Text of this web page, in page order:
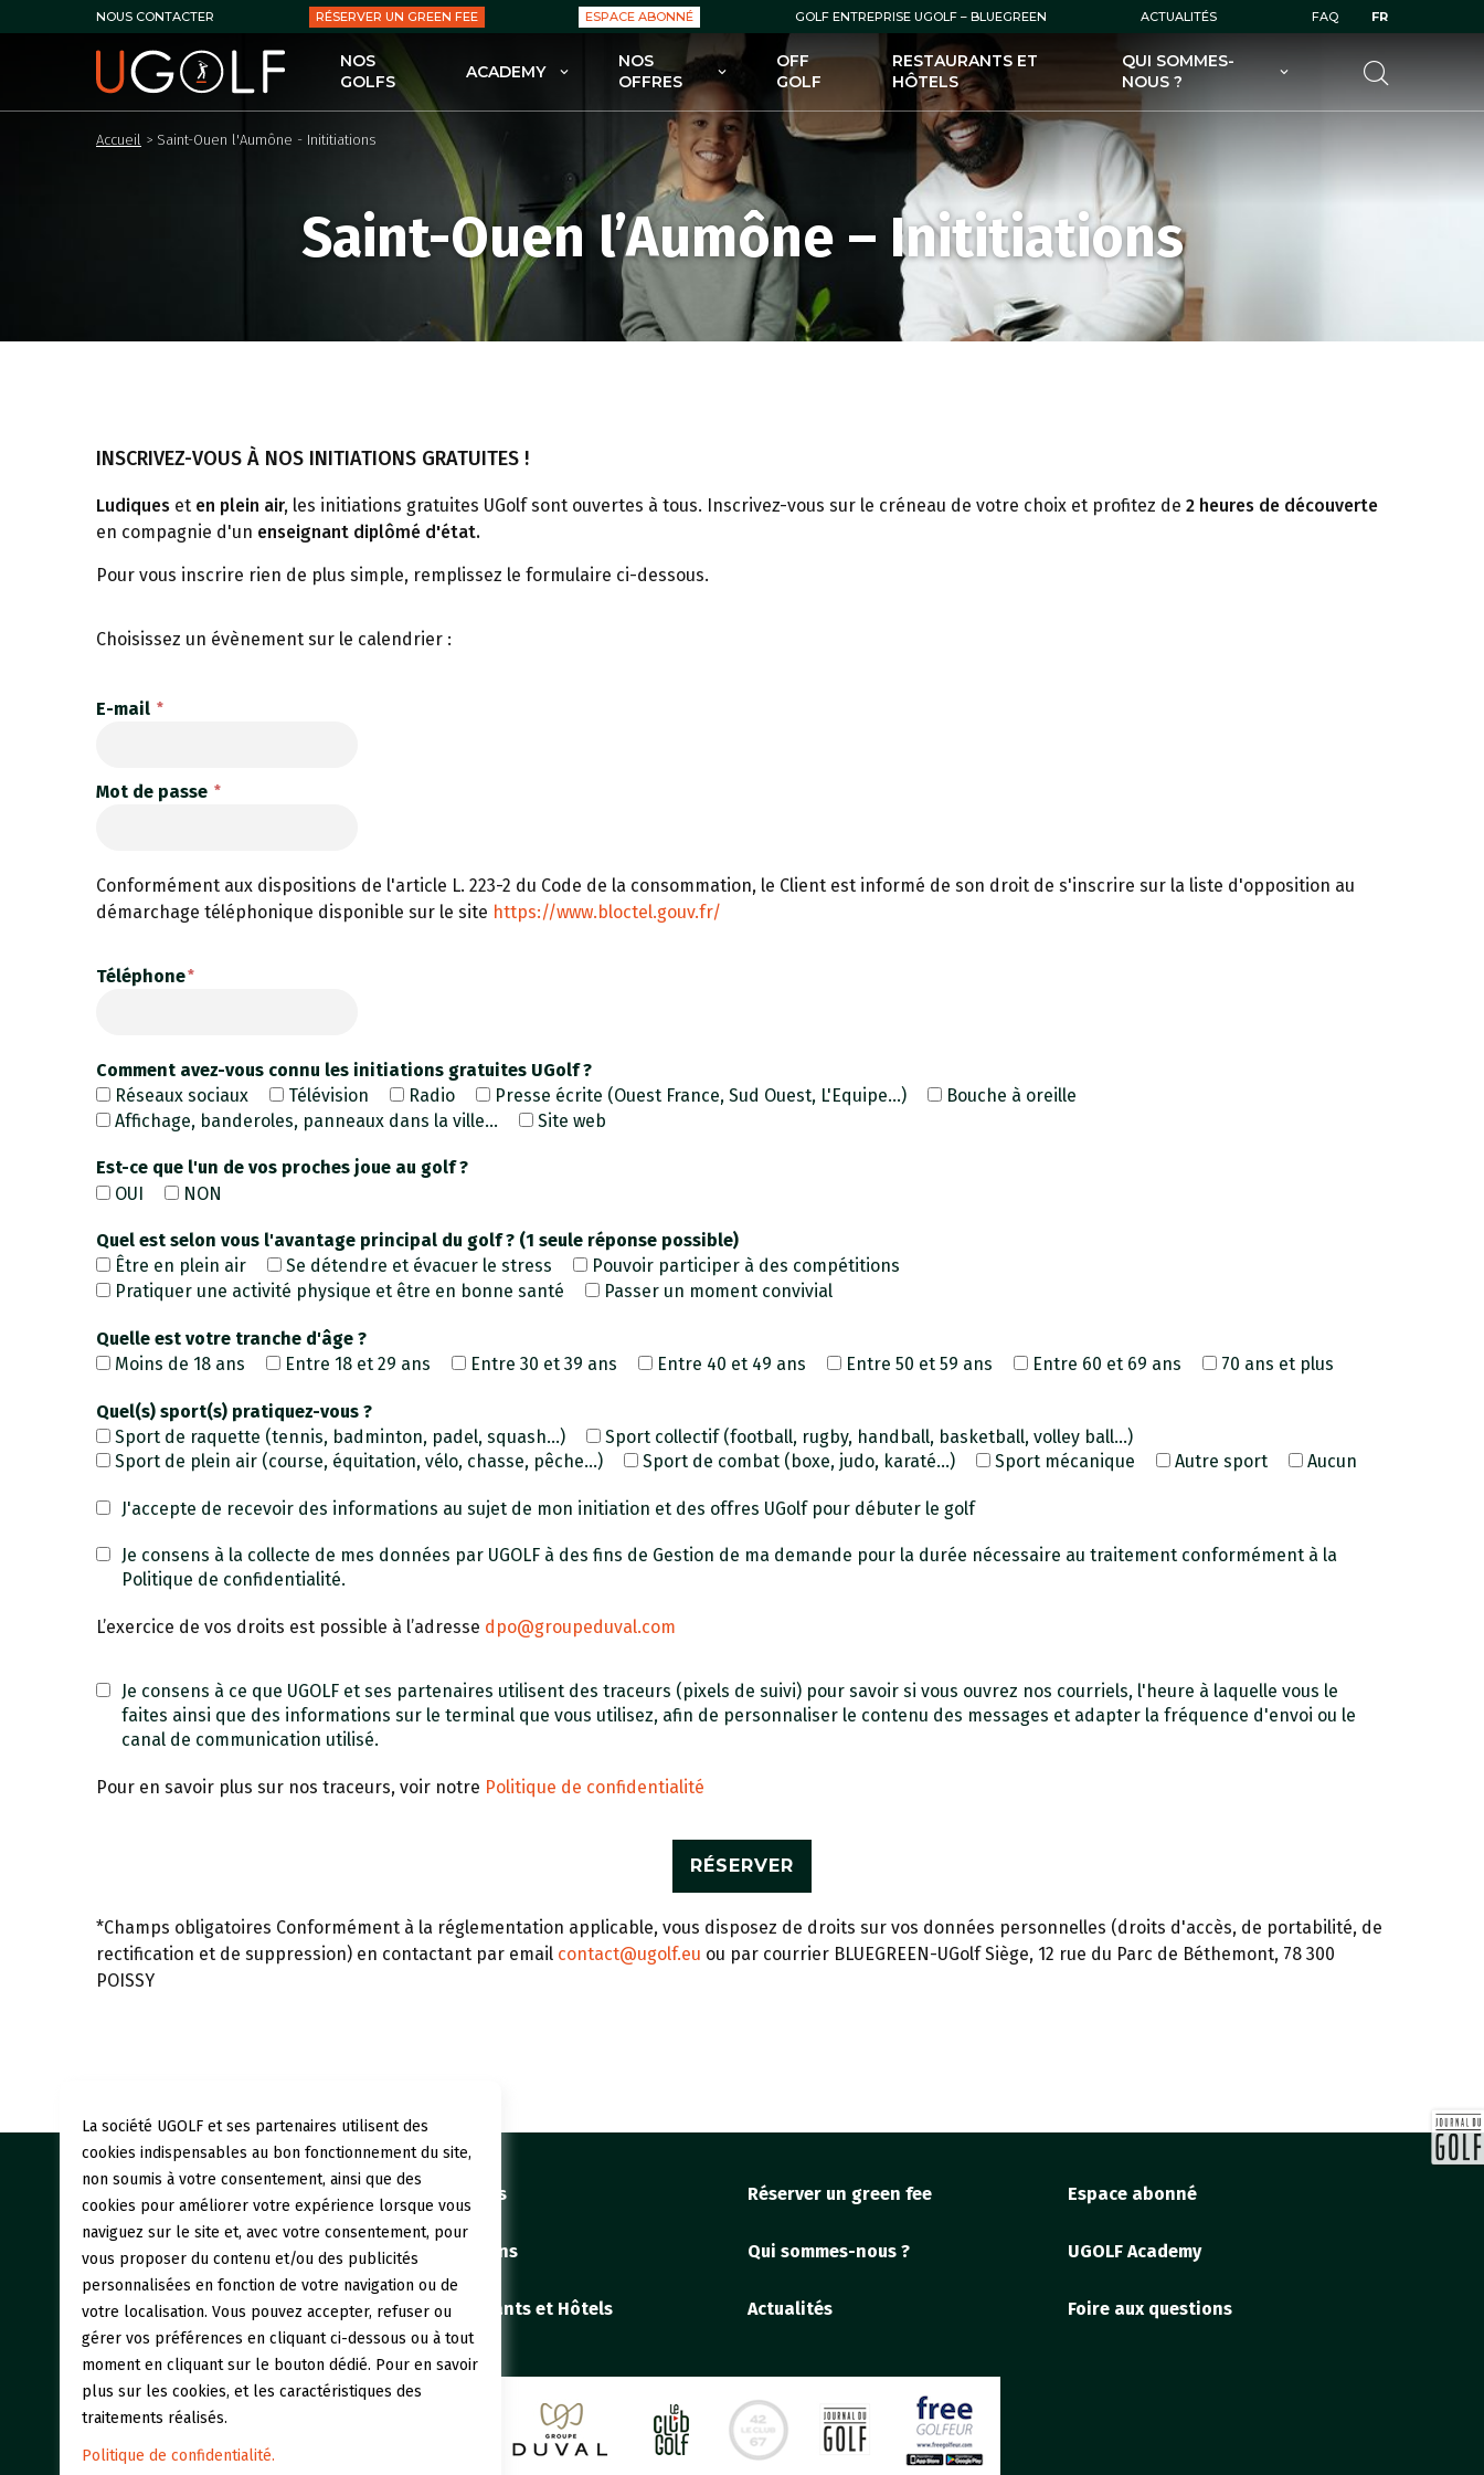
NOUS CONTACTER RÉSERVER UN GREEN FEE ESPACE ABONNÉ GOLF ENTREPRISE UGOLF – BLUEGREEN ACTUALITÉS FAQ FR
NOS
GOLFS
ACADEMY
LES FORMULES POUR DÉBUTER
LE GOLF
LES FORMULES POUR SE
PERFECTIONNER AU GOLF
LES COURS POUR ENFANTS
LES STAGES
NOS
OFFRES
NOS OFFRES : GREEN FEES
NOS OFFRES : ABONNEMENTS
NOS OFFRES : ENSEIGNEMENT
NOS OFFRES : BOUTIQUES
NOS OFFRES – BONS PLANS /
OFF
GOLF
RESTAURANTS ET
HÔTELS
QUI SOMMES-
NOUS ?
UGOLF AU SERVICE DES
GOLFEURS
UGOLF AU SERVICE DES
PROPRIÉTAIRES DE GOLFS
UGOLF ET SES FILIALES
UGOLF ÉCODURABLE
Accueil > Saint-Ouen l'Aumône - Inititiations
Saint-Ouen l’Aumône – Inititiations
INSCRIVEZ-VOUS À NOS INITIATIONS GRATUITES !
Ludiques et en plein air, les initiations gratuites UGolf sont ouvertes à tous. Inscrivez-vous sur le créneau de votre choix et profitez de 2 heures de découverte
en compagnie d'un enseignant diplômé d'état.
Pour vous inscrire rien de plus simple, remplissez le formulaire ci-dessous.
Choisissez un évènement sur le calendrier :
E-mail
Mot de passe
Conformément aux dispositions de l'article L. 223-2 du Code de la consommation, le Client est informé de son droit de s'inscrire sur la liste d'opposition au
démarchage téléphonique disponible sur le site https://www.bloctel.gouv.fr/
Téléphone
Comment avez-vous connu les initiations gratuites UGolf ?
Réseaux sociaux
Télévision Radio Presse écrite (Ouest France, Sud Ouest, L'Equipe...)
Bouche à oreille
Affichage, banderoles, panneaux dans la ville...
Site web
Est-ce que l'un de vos proches joue au golf ?
OUI
NON
Quel est selon vous l'avantage principal du golf ? (1 seule réponse possible)
Être en plein air
Se détendre et évacuer le stress
Pouvoir participer à des compétitions
Pratiquer une activité physique et être en bonne santé
Passer un moment convivial
Quelle est votre tranche d'âge ?
Moins de 18 ans
Entre 18 et 29 ans Entre 30 et 39 ans Entre 40 et 49 ans Entre 50 et 59 ans Entre 60 et 69 ans 70 ans et plus
Quel(s) sport(s) pratiquez-vous ?
Sport de raquette (tennis, badminton, padel, squash...)
Sport collectif (football, rugby, handball, basketball, volley ball...)
Sport de plein air (course, équitation, vélo, chasse, pêche...)
Sport de combat (boxe, judo, karaté...) Sport mécanique Autre sport Aucun
J'accepte de recevoir des informations au sujet de mon initiation et des offres UGolf pour débuter le golf
Je consens à la collecte de mes données par UGOLF à des fins de Gestion de ma demande pour la durée nécessaire au traitement conformément à la
Politique de confidentialité.
L’exercice de vos droits est possible à l’adresse dpo@groupeduval.com
Je consens à ce que UGOLF et ses partenaires utilisent des traceurs (pixels de suivi) pour savoir si vous ouvrez nos courriels, l'heure à laquelle vous le
faites ainsi que des informations sur le terminal que vous utilisez, afin de personnaliser le contenu des messages et adapter la fréquence d'envoi ou le
canal de communication utilisé.
Pour en savoir plus sur nos traceurs, voir notre Politique de confidentialité
*Champs obligatoires Conformément à la réglementation applicable, vous disposez de droits sur vos données personnelles (droits d'accès, de portabilité, de
rectification et de suppression) en contactant par email contact@ugolf.eu ou par courrier BLUEGREEN-UGolf Siège, 12 rue du Parc de Béthemont, 78 300
POISSY
Nos golfs Réserver un green fee Espace abonné
Initiations Qui sommes-nous ? UGOLF Academy
Restaurants et Hôtels Actualités Foire aux questions
La société UGOLF et ses partenaires utilisent des
cookies indispensables au bon fonctionnement du site,
non soumis à votre consentement, ainsi que des
cookies pour améliorer votre expérience lorsque vous
naviguez sur le site et, avec votre consentement, pour
vous proposer du contenu et/ou des publicités
personnalisées en fonction de votre navigation ou de
votre localisation. Vous pouvez accepter, refuser ou
gérer vos préférences en cliquant ci-dessous ou à tout
moment en cliquant sur le bouton dédié. Pour en savoir
plus sur les cookies, et les caractéristiques des
traitements réalisés.
Politique de confidentialité.